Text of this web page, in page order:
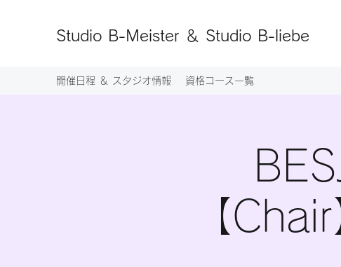
Studio B-Meister ＆ Studio B-liebe
開催日程 ＆ スタジオ情報 資格コース一覧
【